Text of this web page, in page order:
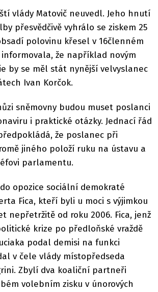
vlády Matovič neuvedl. Jeho hnutí
přesvědčivě vyhrálo se ziskem 25
polovinu křesel v 16členném
že například novým
by se měl stát nynější velvyslanec
Ivan Korčok.
sněmovny budou muset poslanci
i praktické otázky. Jednací řád
že poslanec při
jiného položí ruku na ústavu a
parlamentu.
opozice sociální demokraté
Fica, kteří byli u moci s výjimkou
nepřetržitě od roku 2006. Fica, jenž
krize po předloňské vraždě
podal demisi na funkci
v čele vlády místopředseda
Zbylí dva koaliční partneři
volebním zisku v únorových